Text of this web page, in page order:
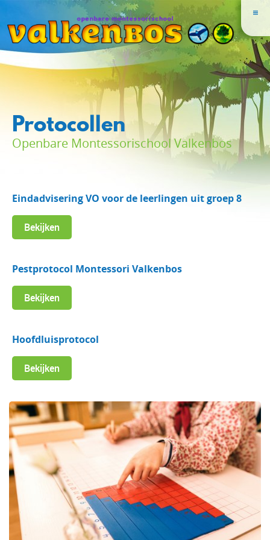
Protocollen
Openbare Montessorischool Valkenbos
Eindadvisering VO voor de leerlingen uit groep 8
Bekijken
Pestprotocol Montessori Valkenbos
Bekijken
Hoofdluisprotocol
Bekijken